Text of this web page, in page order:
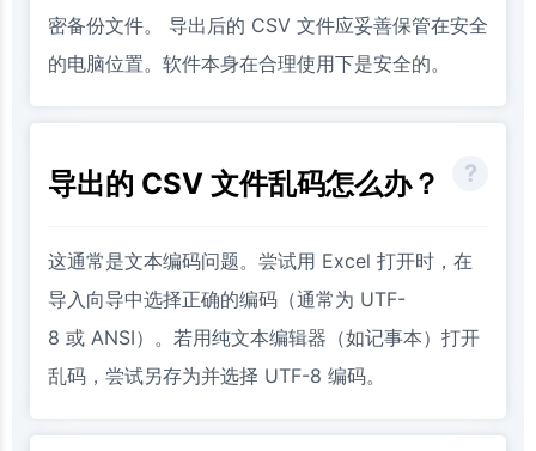
密备份文件。 导出后的 CSV 文件应妥善保管在安全
的电脑位置。软件本身在合理使用下是安全的。
导出的 CSV 文件乱码怎么办？
这通常是文本编码问题。尝试用 Excel 打开时，在
导入向导中选择正确的编码（通常为 UTF-
8 或 ANSI）。若用纯文本编辑器（如记事本）打开
乱码，尝试另存为并选择 UTF-8 编码。